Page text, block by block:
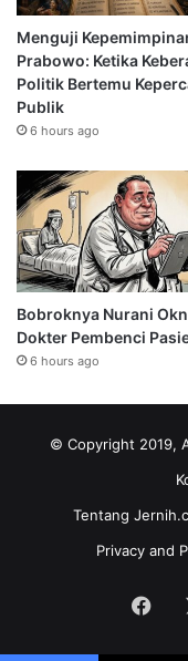
Menguji
Prabowo: Ketika
Politik Bertemu
Publik
6 hours ago
Bobroknya Nurani
Dokter Pembenci
6 hours ago
© Copyright 2019,
Tentang
Privacy and